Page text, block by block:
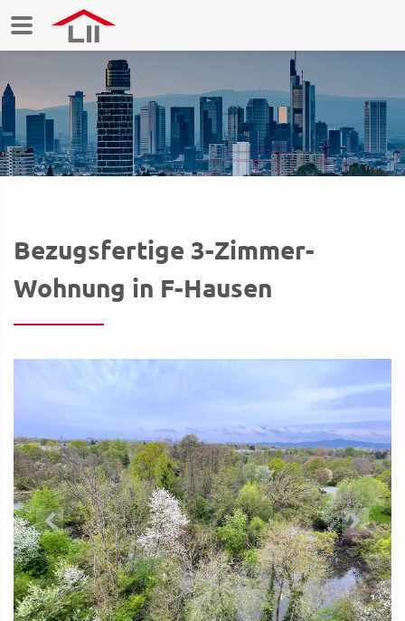
Bezugsfertige 3-Zimmer-
Wohnung in F-Hausen